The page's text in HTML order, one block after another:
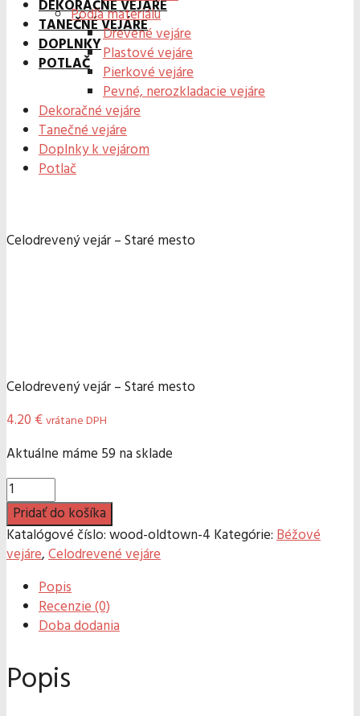
DEKORAČNÉ VEJÁRE
TANEČNÉ VEJÁRE
DOPLNKY
POTLAČ
Podľa materiálu
Drevené vejáre
Plastové vejáre
Pierkové vejáre
Pevné, nerozkladacie vejáre
Dekoračné vejáre
Tanečné vejáre
Doplnky k vejárom
Potlač
Celodrevený vejár – Staré mesto
Celodrevený vejár – Staré mesto
4.20 €vrátane DPH
59 na sklade
množstvo
Celodrevený
vejár
-
Staré
mesto
Pridať do košíka
Katalógové číslo:wood-oldtown-4 Kategórie:Béžové
vejáre,Celodrevené vejáre
Popis
Recenzie (0)
Doba dodania
Popis